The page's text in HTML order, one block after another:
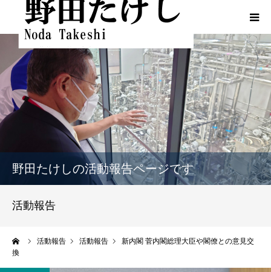
野田たけしの活動報告ページです
活動報告
活動報告 活動報告
新内閣 菅内閣総理大臣や閣僚との意見交
換
HOME
プロフィール
ふるさとでの実績
政策